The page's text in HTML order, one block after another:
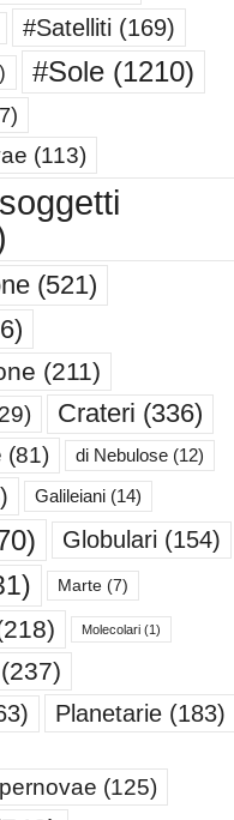
#Satelliti (169)
#Sole(1210)
(113)
(521)
(211)
Crateri (336)
(81) di Nebulose(12)
Galileiani(14)
Globulari (154)
Marte(7)
Molecolari(1)
(237)
Planetarie(183)
(125)